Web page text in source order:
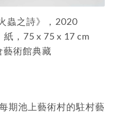
蟲之詩》，2020
，75 x 75 x 17 cm
藝術館典藏
期池上藝術村的駐村藝